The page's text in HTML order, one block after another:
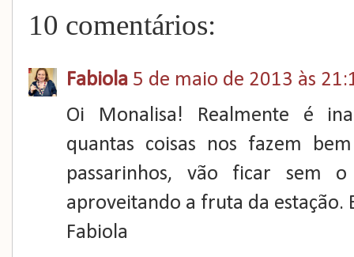
10 comentários:
Fabiola 5 de maio de 2013 às
Oi Monalisa! Realmente é
quantas coisas nos fazem
passarinhos, vão ficar sem
aproveitando a fruta da estação.
Fabiola